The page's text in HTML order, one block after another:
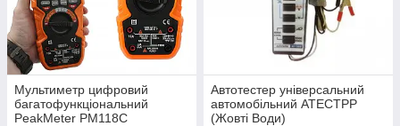
Мультиметр цифровий
багатофункціональний
PeakMeter PM118C
Автотестер універсальний
автомобільний АТЕСТРР
(Жовті Води)